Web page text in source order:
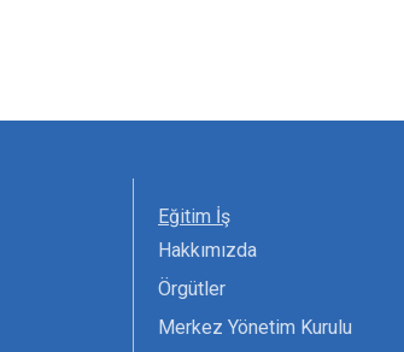
Eğitim İş
Hakkımızda
Örgütler
Merkez Yönetim Kurulu